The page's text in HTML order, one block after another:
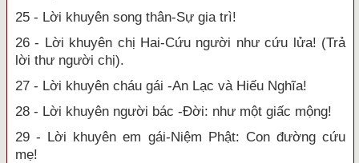
25 - Lời khuyên song thân-Sự gia trì!
26 - Lời khuyên chị Hai-Cứu người như cứu lửa! (Trả
lời thư người chị).
27 - Lời khuyên cháu gái -An Lạc và Hiếu Nghĩa!
28 - Lời khuyên người bác -Đời: như một giấc mộng!
29 - Lời khuyên em gái-Niệm Phật: Con đường cứu
mẹ!